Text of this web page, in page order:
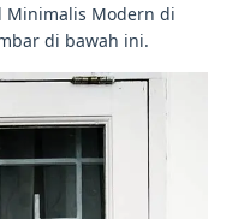
Minimalis Modern di
di bawah ini.